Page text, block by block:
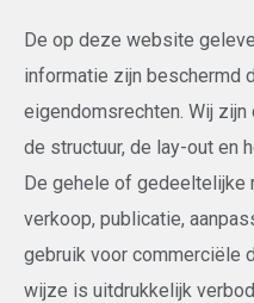
De op deze website
informatie zijn beschermd
eigendomsrechten. Wij zijn
de structuur, de lay-out en
De gehele of gedeeltelijke
verkoop, publicatie,
gebruik voor commerciële
wijze is uitdrukkelijk